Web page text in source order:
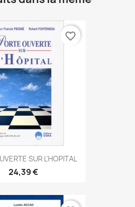
SUR L'HOPITAL
24,39 €
favorite_border